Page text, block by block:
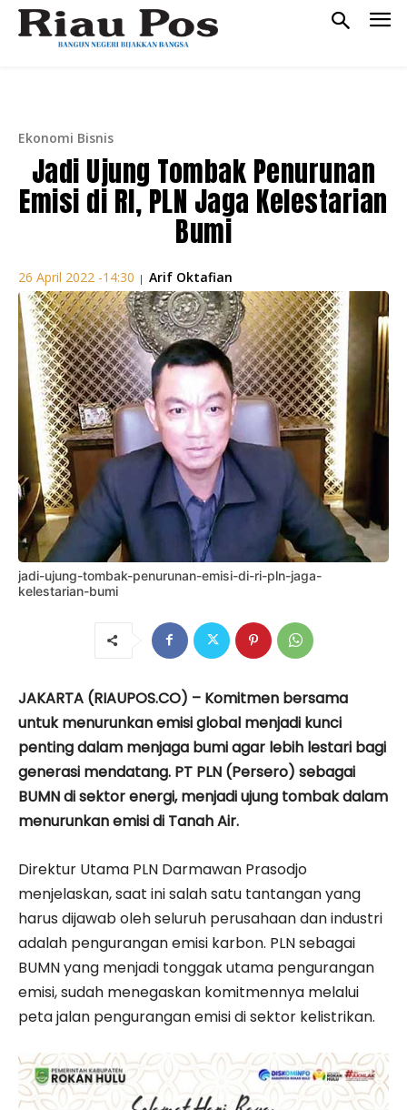
Ekonomi Bisnis
Jadi Ujung Tombak Penurunan
Emisi di RI, PLN Jaga Kelestarian
Bumi
26 April 2022 -14:30 | Arif Oktafian
jadi-ujung-tombak-penurunan-emisi-di-ri-pln-jaga-
kelestarian-bumi
JAKARTA (RIAUPOS.CO) – Komitmen bersama
untuk menurunkan emisi global menjadi kunci
penting dalam menjaga bumi agar lebih lestari bagi
generasi mendatang. PT PLN (Persero) sebagai
BUMN di sektor energi, menjadi ujung tombak dalam
menurunkan emisi di Tanah Air.
Direktur Utama PLN Darmawan Prasodjo
menjelaskan, saat ini salah satu tantangan yang
harus dijawab oleh seluruh perusahaan dan industri
adalah pengurangan emisi karbon. PLN sebagai
BUMN yang menjadi tonggak utama pengurangan
emisi, sudah menegaskan komitmennya melalui
peta jalan pengurangan emisi di sektor kelistrikan.